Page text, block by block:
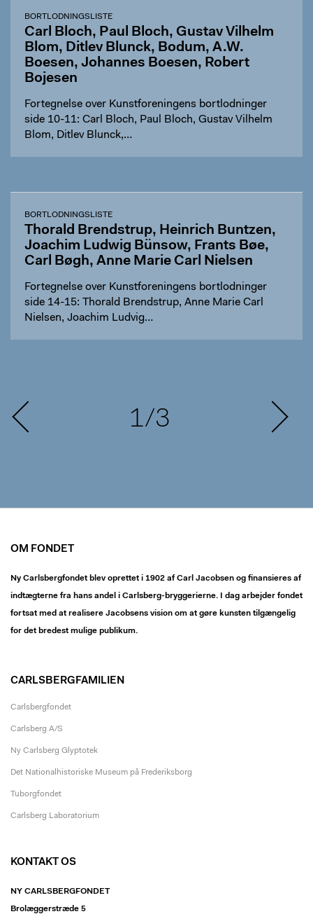
BORTLODNINGSLISTE
Carl Bloch, Paul Bloch, Gustav Vilhelm
Blom, Ditlev Blunck, Bodum, A.W.
Boesen, Johannes Boesen, Robert
Bojesen
Fortegnelse over Kunstforeningens bortlodninger
side 10-11: Carl Bloch, Paul Bloch, Gustav Vilhelm
Blom, Ditlev Blunck,…
BORTLODNINGSLISTE
Thorald Brendstrup, Heinrich Buntzen,
Joachim Ludwig Bünsow, Frants Bøe,
Carl Bøgh, Anne Marie Carl Nielsen
Fortegnelse over Kunstforeningens bortlodninger
side 14-15: Thorald Brendstrup, Anne Marie Carl
Nielsen, Joachim Ludvig…
1/3
OM FONDET
Ny Carlsbergfondet blev oprettet i 1902 af Carl Jacobsen og finansieres af
indtægterne fra hans andel i Carlsberg-bryggerierne. I dag arbejder fondet
fortsat med at realisere Jacobsens vision om at gøre kunsten tilgængelig
for det bredest mulige publikum.
CARLSBERGFAMILIEN
Carlsbergfondet
Carlsberg A/S
Ny Carlsberg Glyptotek
Det Nationalhistoriske Museum på Frederiksborg
Tuborgfondet
Carlsberg Laboratorium
KONTAKT OS
NY CARLSBERGFONDET
Brolæggerstræde 5